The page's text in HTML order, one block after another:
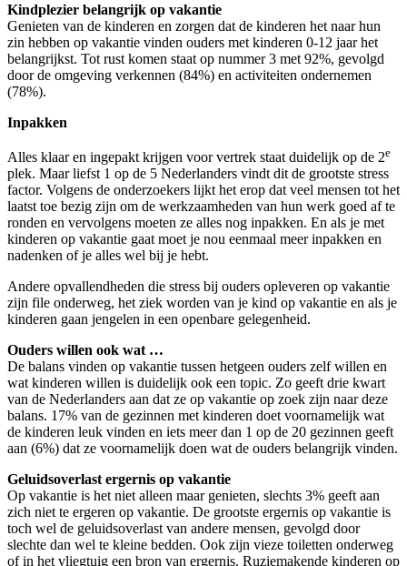
Kindplezier belangrijk op vakantie
Genieten van de kinderen en zorgen dat de kinderen het naar hun
zin hebben op vakantie vinden ouders met kinderen 0-12 jaar het
belangrijkst. Tot rust komen staat op nummer 3 met 92%, gevolgd
door de omgeving verkennen (84%) en activiteiten ondernemen
(78%).
Inpakken
Alles klaar en ingepakt krijgen voor vertrek staat duidelijk op de 2e
plek. Maar liefst 1 op de 5 Nederlanders vindt dit de grootste stress
factor. Volgens de onderzoekers lijkt het erop dat veel mensen tot het
laatst toe bezig zijn om de werkzaamheden van hun werk goed af te
ronden en vervolgens moeten ze alles nog inpakken. En als je met
kinderen op vakantie gaat moet je nou eenmaal meer inpakken en
nadenken of je alles wel bij je hebt.
Andere opvallendheden die stress bij ouders opleveren op vakantie
zijn file onderweg, het ziek worden van je kind op vakantie en als je
kinderen gaan jengelen in een openbare gelegenheid.
Ouders willen ook wat …
De balans vinden op vakantie tussen hetgeen ouders zelf willen en
wat kinderen willen is duidelijk ook een topic. Zo geeft drie kwart
van de Nederlanders aan dat ze op vakantie op zoek zijn naar deze
balans. 17% van de gezinnen met kinderen doet voornamelijk wat
de kinderen leuk vinden en iets meer dan 1 op de 20 gezinnen geeft
aan (6%) dat ze voornamelijk doen wat de ouders belangrijk vinden.
Geluidsoverlast ergernis op vakantie
Op vakantie is het niet alleen maar genieten, slechts 3% geeft aan
zich niet te ergeren op vakantie. De grootste ergernis op vakantie is
toch wel de geluidsoverlast van andere mensen, gevolgd door
slechte dan wel te kleine bedden. Ook zijn vieze toiletten onderweg
of in het vliegtuig een bron van ergernis. Ruziemakende kinderen op